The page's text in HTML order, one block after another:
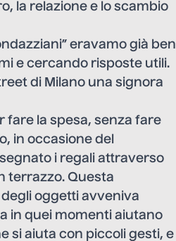
la relazione e lo scambio
eravamo già ben
e cercando risposte utili.
di Milano una signora
fare la spesa, senza fare
in occasione del
i regali attraverso
terrazzo. Questa
oggetti avveniva
in quei momenti aiutano
si aiuta con piccoli gesti, e